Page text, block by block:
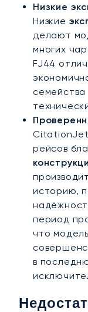
Низкие
Низкие
делают
многих
FJ44
CitationJet
рейсов
историю,
период
что
в